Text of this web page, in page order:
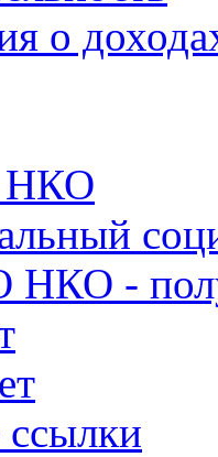
о
НКО
НКО -